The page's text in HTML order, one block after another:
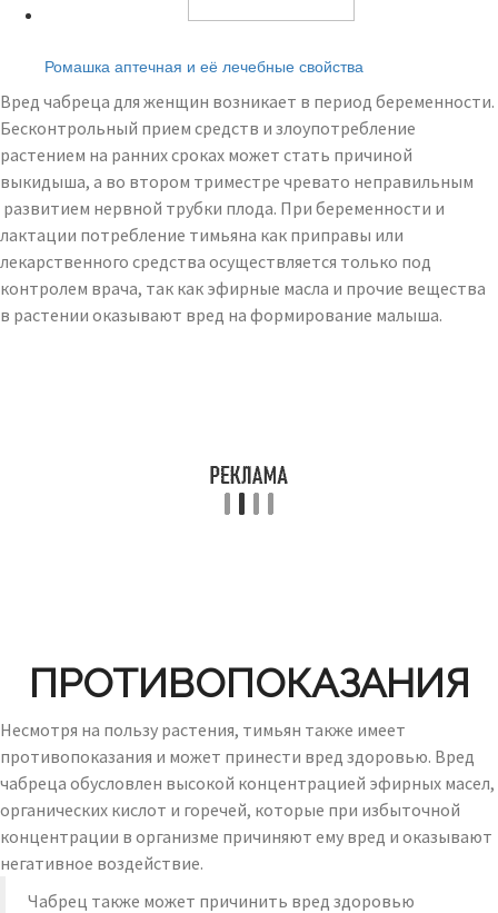
Ромашка аптечная и её лечебные свойства
Вред чабреца для женщин возникает в период беременности.
Бесконтрольный прием средств и злоупотребление
растением на ранних сроках может стать причиной
выкидыша, а во втором триместре чревато неправильным
развитием нервной трубки плода. При беременности и
лактации потребление тимьяна как приправы или
лекарственного средства осуществляется только под
контролем врача, так как эфирные масла и прочие вещества
в растении оказывают вред на формирование малыша.
ПРОТИВОПОКАЗАНИЯ
Несмотря на пользу растения, тимьян также имеет
противопоказания и может принести вред здоровью. Вред
чабреца обусловлен высокой концентрацией эфирных масел,
органических кислот и горечей, которые при избыточной
концентрации в организме причиняют ему вред и оказывают
негативное воздействие.
Чабрец также может причинить вред здоровью